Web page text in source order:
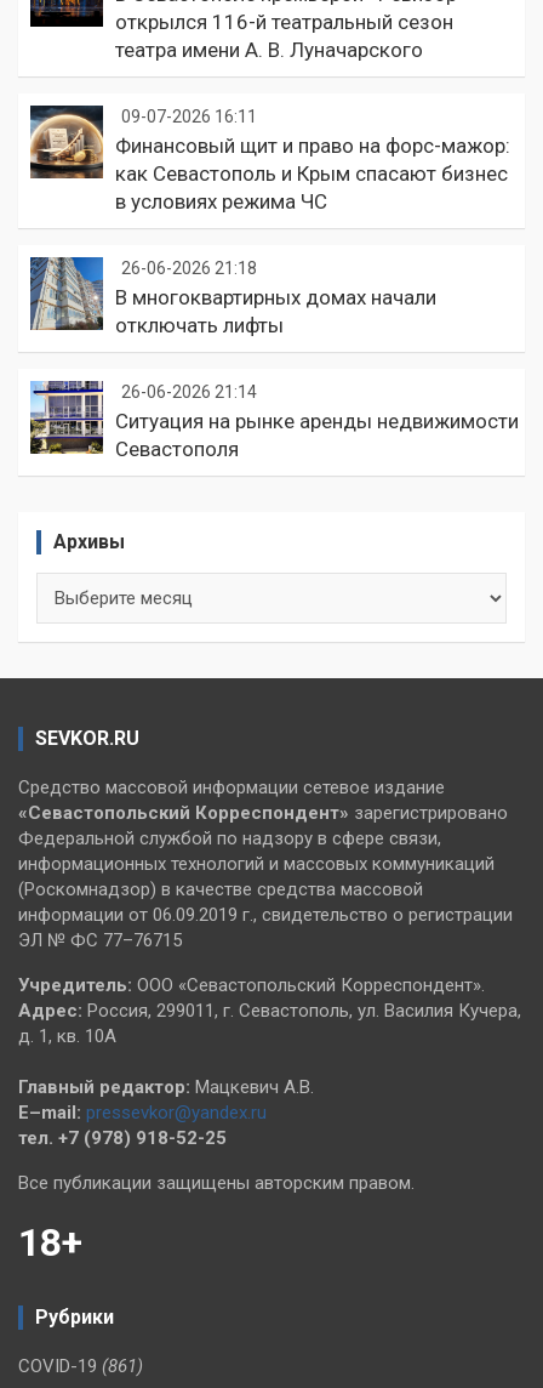
открылся 116-й театральный сезон
театра имени А. В. Луначарского
09-07-2026 16:11
Финансовый щит и право на форс-мажор:
как Севастополь и Крым спасают бизнес
в условиях режима ЧС
26-06-2026 21:18
В многоквартирных домах начали
отключать лифты
26-06-2026 21:14
Ситуация на рынке аренды недвижимости
Севастополя
Архивы
SEVKOR.RU
Средство массовой информации сетевое издание
«Севастопольский Корреспондент» зарегистрировано
Федеральной службой по надзору в сфере связи,
информационных технологий и массовых коммуникаций
(Роскомнадзор) в качестве средства массовой
информации от 06.09.2019 г., свидетельство о регистрации
ЭЛ № ФС 77–76715
Учредитель: ООО «Севастопольский Корреспондент».
Адрес: Россия, 299011, г. Севастополь, ул. Василия Кучера,
д. 1, кв. 10А
Главный редактор: Мацкевич А.В.
E–mail: pressevkor@yandex.ru
тел. +7 (978) 918-52-25
Все публикации защищены авторским правом.
18+
Рубрики
COVID-19 (861)